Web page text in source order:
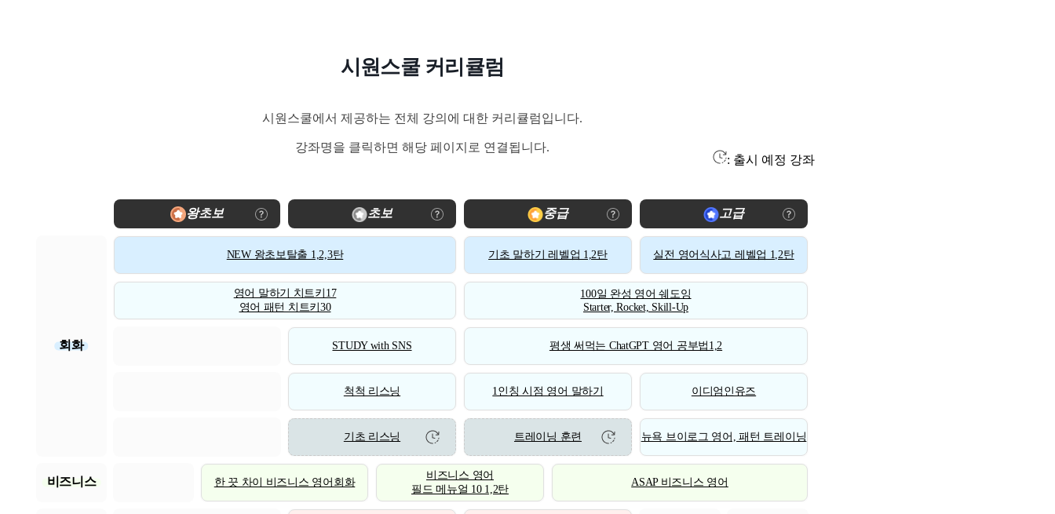
시원스쿨 커리큘럼
시원스쿨에서 제공하는 전체 강의에 대한 커리큘럼입니다.
강좌명을 클릭하면 해당 페이지로 연결됩니다.
: 출시 예정 강좌
왕초보 초보 중급 고급
회화
NEW 왕초보탈출 1,2,3탄 기초 말하기 레벨업 1,2탄 실전 영어식사고 레벨업 1,2탄
영어 말하기 치트키17
영어 패턴 치트키30
100일 완성 영어 쉐도잉
Starter, Rocket, Skill-Up
STUDY with SNS 평생 써먹는 ChatGPT 영어 공부법1,2
척척 리스닝 1인칭 시점 영어 말하기 이디엄인유즈
기초 리스닝 트레이닝 훈련 뉴욕 브이로그 영어, 패턴 트레이닝
비즈니스 한 끗 차이 비즈니스 영어회화
비즈니스 영어
필드 메뉴얼 10 1,2탄
ASAP 비즈니스 영어